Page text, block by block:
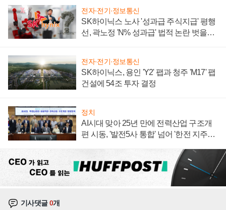
전자·전기·정보통신
SK하이닉스 노사 '성과급 주식지급' 평행
선, 곽노정 'N% 성과급' 법적 논란 벗을지
전자·전기·정보통신
SK하이닉스, 용인 'Y2' 팹과 청주 'M17' 팹
건설에 54조 투자 결정
정치
AI시대 맞아 25년 만에 전력산업 구조개
편 시동, '발전5사 통합' 넘어 '한전 지주사'
기사댓글0개